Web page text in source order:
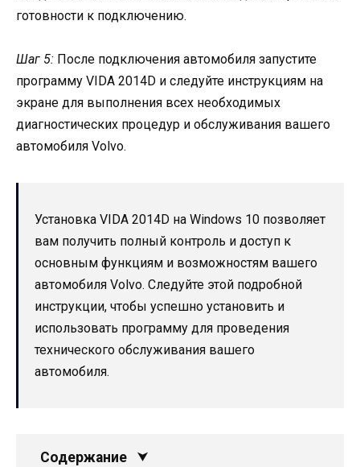
готовности к подключению.
Шаг 5: После подключения автомобиля запустите
программу VIDA 2014D и следуйте инструкциям на
экране для выполнения всех необходимых
диагностических процедур и обслуживания вашего
автомобиля Volvo.
Установка VIDA 2014D на Windows 10 позволяет
вам получить полный контроль и доступ к
основным функциям и возможностям вашего
автомобиля Volvo. Следуйте этой подробной
инструкции, чтобы успешно установить и
использовать программу для проведения
технического обслуживания вашего
автомобиля.
Содержание